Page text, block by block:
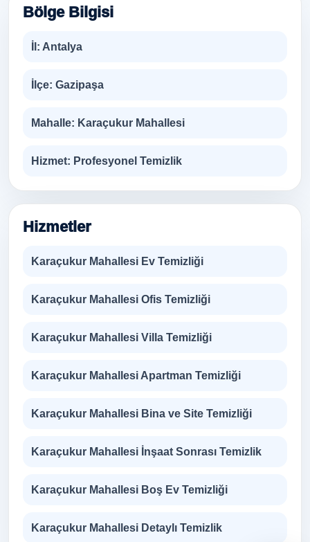
Bölge Bilgisi
İl: Antalya
İlçe: Gazipaşa
Mahalle: Karaçukur Mahallesi
Hizmet: Profesyonel Temizlik
Hizmetler
Karaçukur Mahallesi Ev Temizliği
Karaçukur Mahallesi Ofis Temizliği
Karaçukur Mahallesi Villa Temizliği
Karaçukur Mahallesi Apartman Temizliği
Karaçukur Mahallesi Bina ve Site Temizliği
Karaçukur Mahallesi İnşaat Sonrası Temizlik
Karaçukur Mahallesi Boş Ev Temizliği
Karaçukur Mahallesi Detaylı Temizlik